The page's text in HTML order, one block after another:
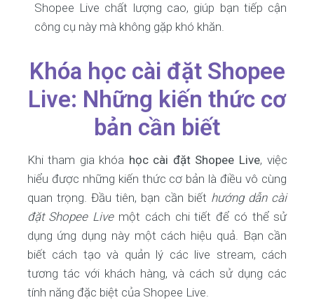
Shopee Live chất lượng cao, giúp bạn tiếp cận
công cụ này mà không gặp khó khăn.
Khóa học cài đặt Shopee
Live: Những kiến thức cơ
bản cần biết
Khi tham gia khóa học cài đặt Shopee Live, việc
hiểu được những kiến thức cơ bản là điều vô cùng
quan trọng. Đầu tiên, bạn cần biết hướng dẫn cài
đặt Shopee Livemột cách chi tiết để có thể sử
dụng ứng dụng này một cách hiệu quả. Bạn cần
biết cách tạo và quản lý các live stream, cách
tương tác với khách hàng, và cách sử dụng các
tính năng đặc biệt của Shopee Live.